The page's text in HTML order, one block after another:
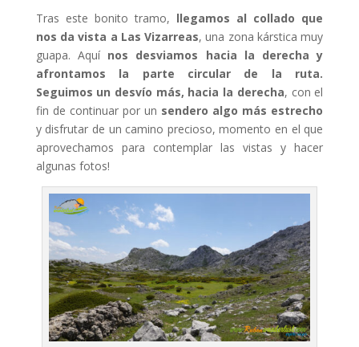
Tras este bonito tramo, llegamos al collado que
nos da vista a Las Vizarreas, una zona kárstica muy
guapa. Aquí nos desviamos hacia la derecha y
afrontamos la parte circular de la ruta.
Seguimos un desvío más, hacia la derecha, con el
fin de continuar por un sendero algo más estrecho
y disfrutar de un camino precioso, momento en el que
aprovechamos para contemplar las vistas y hacer
algunas fotos!